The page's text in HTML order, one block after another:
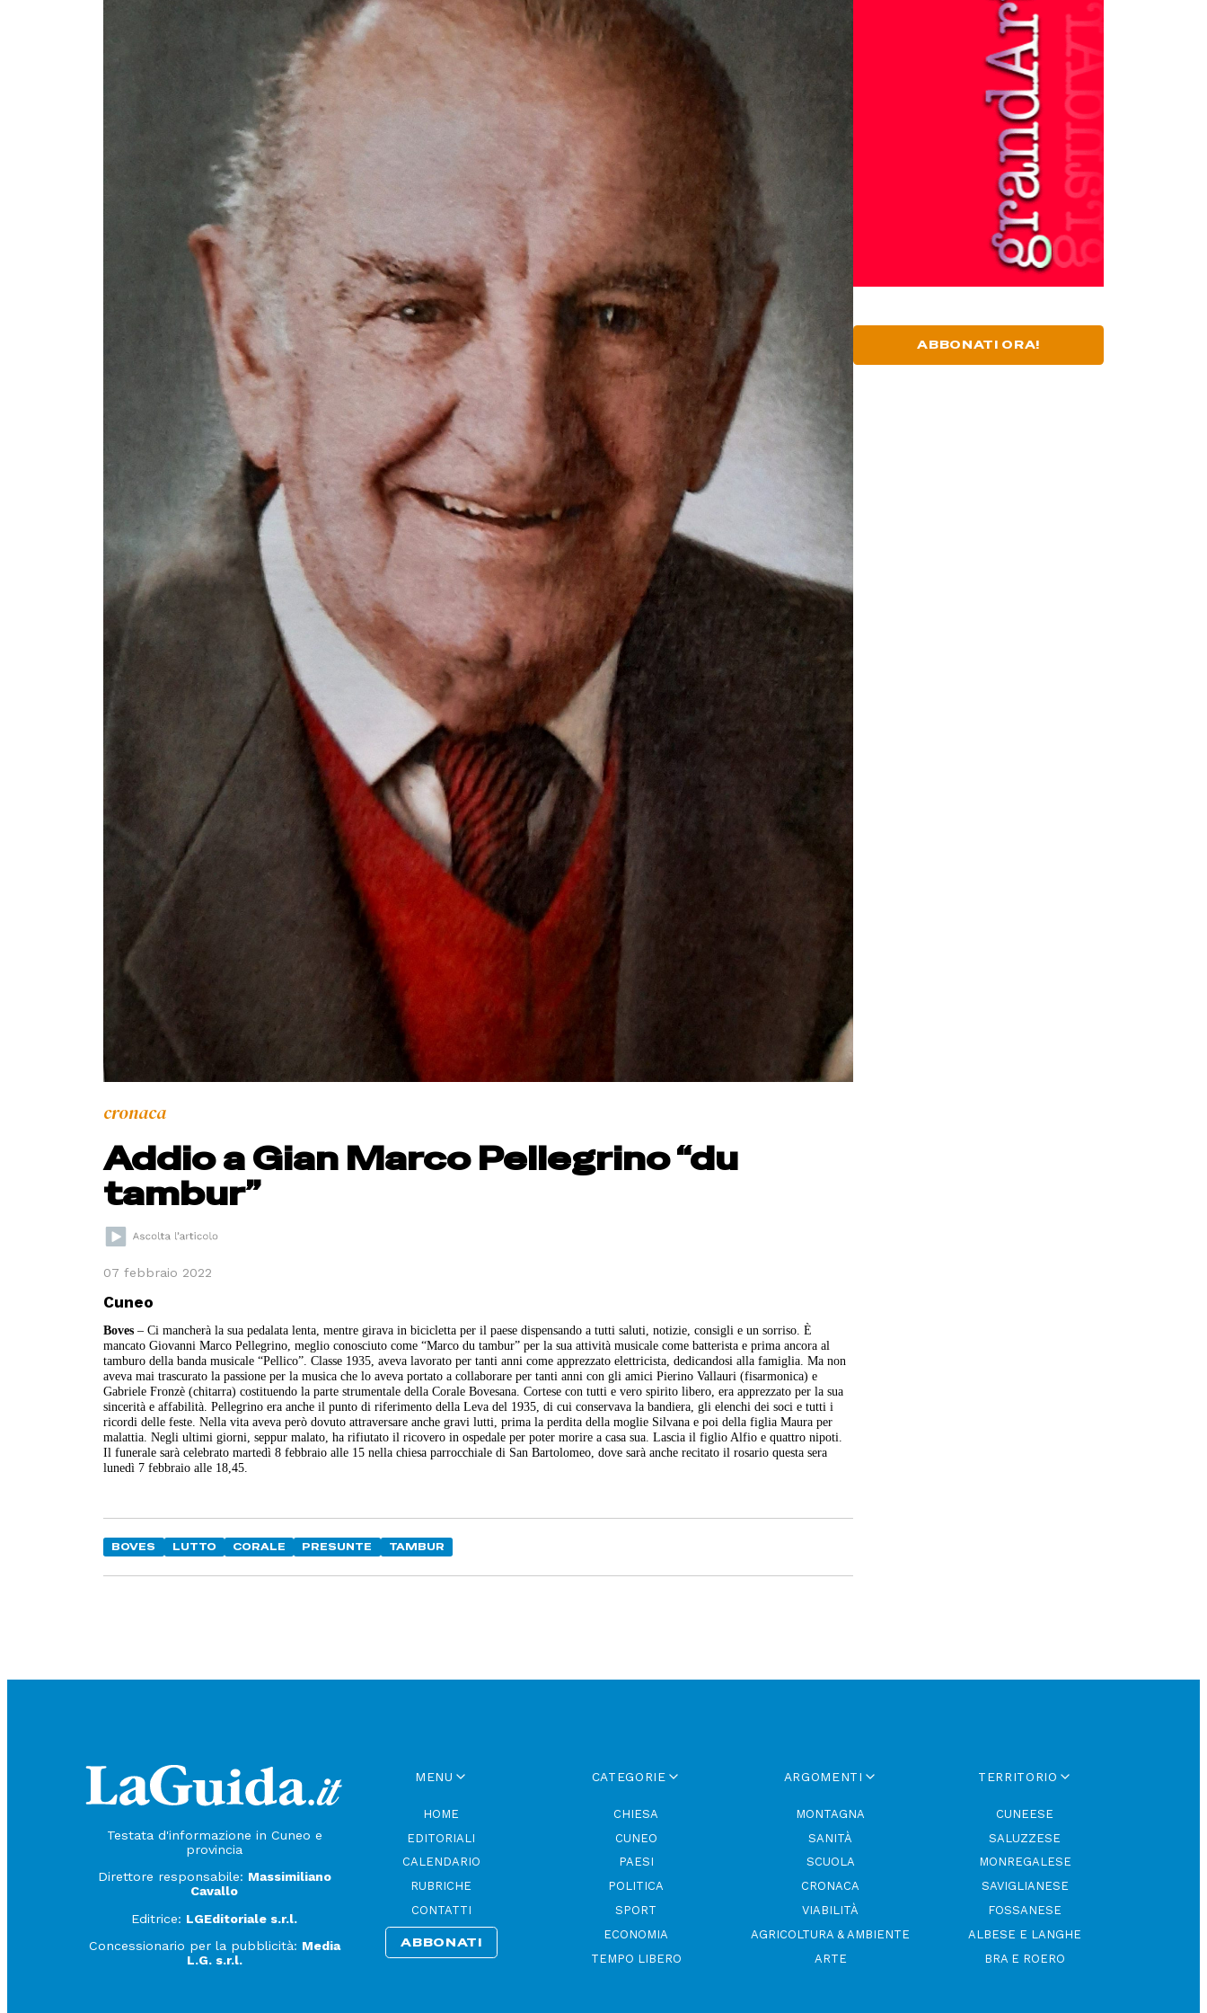
cronaca
Addio a Gian Marco Pellegrino “du
tambur”
07 febbraio 2022
Cuneo
Boves – Ci mancherà la sua pedalata lenta, mentre girava in bicicletta per il paese dispensando a tutti saluti, notizie, consigli e un sorriso. È
mancato Giovanni Marco Pellegrino, meglio conosciuto come “Marco du tambur” per la sua attività musicale come batterista e prima ancora al
tamburo della banda musicale “Pellico”. Classe 1935, aveva lavorato per tanti anni come apprezzato elettricista, dedicandosi alla famiglia. Ma non
aveva mai trascurato la passione per la musica che lo aveva portato a collaborare per tanti anni con gli amici Pierino Vallauri (fisarmonica) e
Gabriele Fronzè (chitarra) costituendo la parte strumentale della Corale Bovesana. Cortese con tutti e vero spirito libero, era apprezzato per la sua
sincerità e affabilità. Pellegrino era anche il punto di riferimento della Leva del 1935, di cui conservava la bandiera, gli elenchi dei soci e tutti i
ricordi delle feste. Nella vita aveva però dovuto attraversare anche gravi lutti, prima la perdita della moglie Silvana e poi della figlia Maura per
malattia. Negli ultimi giorni, seppur malato, ha rifiutato il ricovero in ospedale per poter morire a casa sua. Lascia il figlio Alfio e quattro nipoti.
Il funerale sarà celebrato martedì 8 febbraio alle 15 nella chiesa parrocchiale di San Bartolomeo, dove sarà anche recitato il rosario questa sera
lunedì 7 febbraio alle 18,45.
BOVES LUTTO CORALE PRESUNTE TAMBUR
ABBONATI ORA!
Testata d'informazione in Cuneo e
provincia
Direttore responsabile: Massimiliano
Cavallo
Editrice: LGEditoriale s.r.l.
Concessionario per la pubblicità: Media
L.G. s.r.l.
MENU
HOME
EDITORIALI
CALENDARIO
RUBRICHE
CONTATTI
ABBONATI
CATEGORIE
CHIESA
CUNEO
PAESI
POLITICA
SPORT
ECONOMIA
TEMPO LIBERO
ARGOMENTI
MONTAGNA
SANITÀ
SCUOLA
CRONACA
VIABILITÀ
AGRICOLTURA & AMBIENTE
ARTE
TERRITORIO
CUNEESE
SALUZZESE
MONREGALESE
SAVIGLIANESE
FOSSANESE
ALBESE E LANGHE
BRA E ROERO